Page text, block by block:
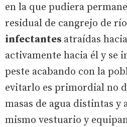
en la que pudiera
residual de cangrejo de
infectantes atraídas
activamente hacia él y se
peste acabando con la
evitarlo es primordial no
masas de agua distintas y
mismo vestuario y